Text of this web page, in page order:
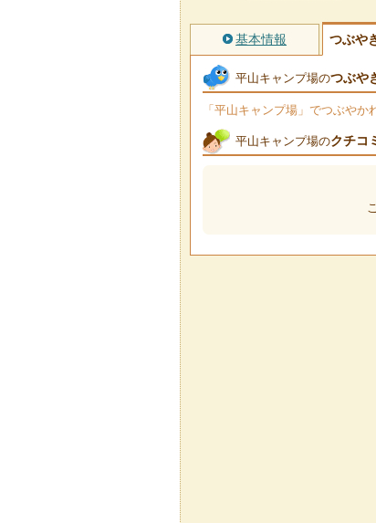
基本情報 つぶや
平山キャンプ場のつぶや
「平山キャンプ場」でつぶやか
平山キャンプ場のクチコ